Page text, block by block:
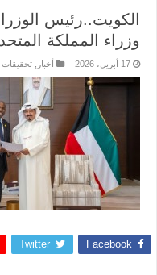
الكويت..رئيس
وزراء المملكة
17 أبريل، 2026 أخبار تحقيقات
Facebook
Twitter